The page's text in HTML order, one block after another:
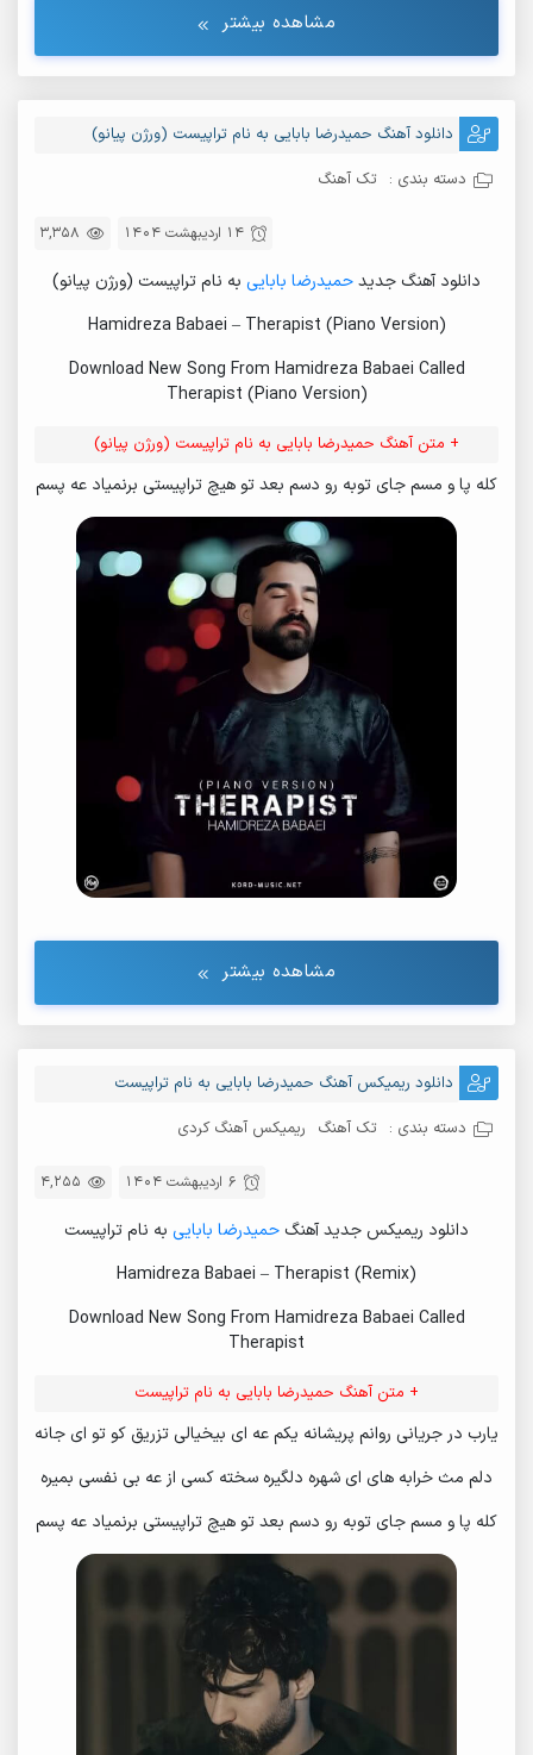
مشاهده بیشتر
دانلود آهنگ حمیدرضا بابایی به نام تراپیست (ورژن پیانو)
دسته بندی : تک آهنگ
3,358 14 اردیبهشت 1404
دانلود آهنگ جدیدحمیدرضا بابایی به نام تراپیست (ورژن پیانو)
Hamidreza Babaei – Therapist (Piano Version)
Download New Song From Hamidreza Babaei Called
Therapist (Piano Version)
+ متن آهنگ حمیدرضا بابایی به نام تراپیست (ورژن پیانو)
کله پا و مسم جای توبه رو دسم بعد تو هیچ تراپیستی برنمیاد عه پسم
مشاهده بیشتر
دانلود ریمیکس آهنگ حمیدرضا بابایی به نام تراپیست
دسته بندی : تک آهنگ ریمیکس آهنگ کردی
4,255 6 اردیبهشت 1404
دانلود ریمیکس جدید آهنگ حمیدرضا بابایی به نام تراپیست
Hamidreza Babaei – Therapist (Remix)
Download New Song From Hamidreza Babaei Called
Therapist
+ متن آهنگ حمیدرضا بابایی به نام تراپیست
یارب در جریانی روانم پریشانه یکم عه ای بیخیالی تزریق کو تو ای جانه
دلم مث خرابه های ای شهره دلگیره سخته کسی از عه بی نفسی بمیره
کله پا و مسم جای توبه رو دسم بعد تو هیچ تراپیستی برنمیاد عه پسم